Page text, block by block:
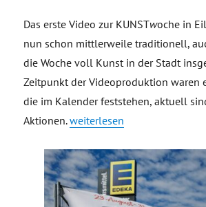
Das erste Video zur KUNSTwoche in
nun schon mittlerweile traditionell,
die Woche voll Kunst in der Stadt
Zeitpunkt der Videoproduktion waren
die im Kalender feststehen, aktuell
Aktionen.„Making of
weiterlesen